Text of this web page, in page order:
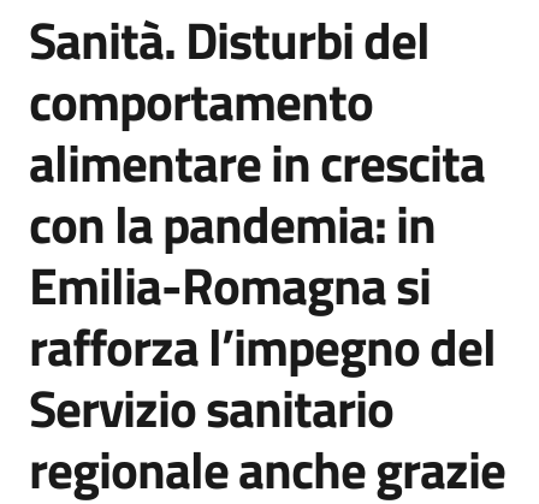
Risorse
Agenzia
di
informazione
e
comunicazione
Seguici
su
Salta al contenuto
Sanità. Disturbi del
comportamento
alimentare in crescita
con la pandemia: in
Emilia-Romagna si
rafforza l’impegno del
Servizio sanitario
regionale anche grazie